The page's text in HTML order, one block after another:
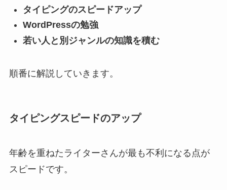
タイピングのスピードアップ
WordPressの勉強
若い人と別ジャンルの知識を積む
順番に解説していきます。
タイピングスピードのアップ
年齢を重ねたライターさんが最も不利になる点が
スピードです。